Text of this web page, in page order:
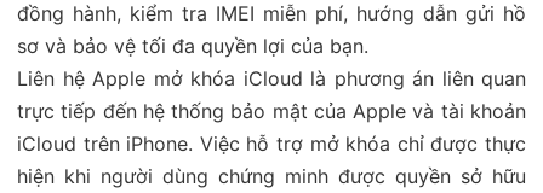
đồng hành, kiểm tra IMEI miễn phí, hướng dẫn gửi hồ
sơ và bảo vệ tối đa quyền lợi của bạn.
Liên hệ Apple mở khóa iCloud là phương án liên quan
trực tiếp đến hệ thống bảo mật của Apple và tài khoản
iCloud trên iPhone. Việc hỗ trợ mở khóa chỉ được thực
hiện khi người dùng chứng minh được quyền sở hữu